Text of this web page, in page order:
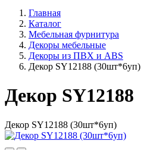
Главная
Каталог
Мебельная фурнитура
Декоры мебельные
Декоры из ПВХ и ABS
Декор SY12188 (30шт*6уп)
Декор SY12188
Декор SY12188 (30шт*6уп)